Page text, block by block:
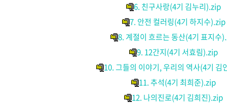
6. 친구사랑(4기 김누리).zip
7. 안전 컬러링(4기 하지수).zip
8. 계절이 흐르는 동산(4기 표지수
9. 12간지(4기 서효림).zip
10. 그들의 이야기, 우리의 역사(4기 김
11. 추석(4기 최희준).zip
12. 나의진로(4기 김희진).zip